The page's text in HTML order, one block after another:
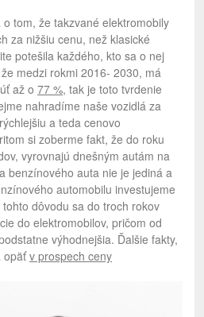
tom, že takzvané elektromobily
za nižšiu cenu, než klasické
potešila každého, kto sa o nej
medzi rokmi 2016- 2030, má
až o 77 %, tak je toto tvrdenie
nahradíme naše vozidlá za
a teda cenovo
si zoberme fakt, že do roku
vyrovnajú dnešným autám na
benzínového auta nie je jediná a
automobilu investujeme
dôvodu sa do troch rokov
do elektromobilov, pričom od
výhodnejšia. Ďalšie fakty,
opäťv prospech ceny